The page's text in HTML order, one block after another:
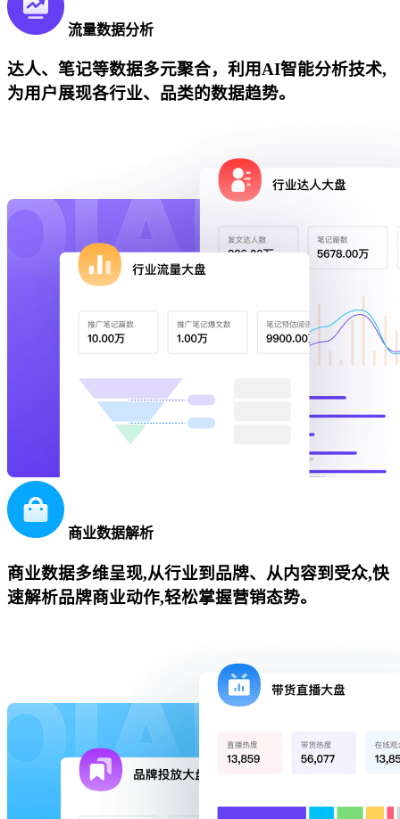
流量数据分析
达人、笔记等数据多元聚合，利用AI智能分析技术,
为用户展现各行业、品类的数据趋势。
商业数据解析
商业数据多维呈现,从行业到品牌、从内容到受众,快
速解析品牌商业动作,轻松掌握营销态势。